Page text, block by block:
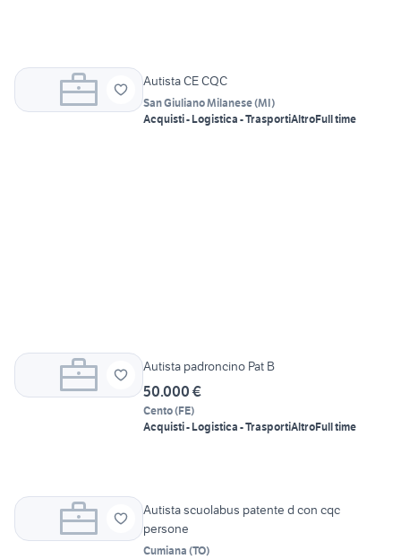
Autista CE CQC
San Giuliano Milanese(MI)
Acquisti - Logistica - TrasportiAltroFull time
Autista padroncino Pat B
50.000 €
Cento(FE)
Acquisti - Logistica - TrasportiAltroFull time
Autista scuolabus patente d con cqc
persone
Cumiana (TO)